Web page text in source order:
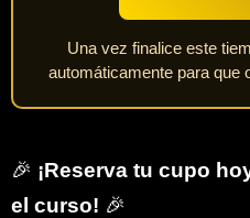
Una vez finalice este
automáticamente para que
🎉 ¡Reserva tu cupo
el curso! 🎉